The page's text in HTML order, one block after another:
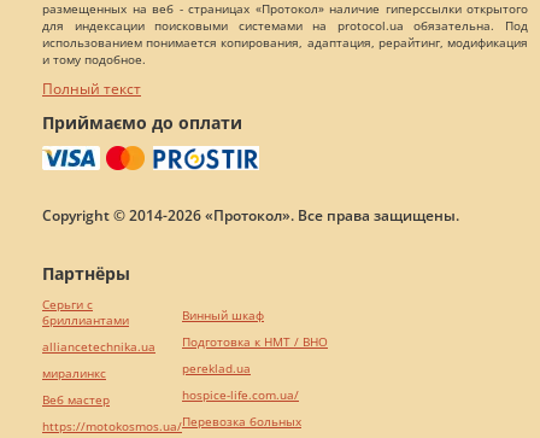
размещенных на веб - страницах «Протокол» наличие гиперссылки открытого
для индексации поисковыми системами на protocol.ua обязательна. Под
использованием понимается копирования, адаптация, рерайтинг, модификация
и тому подобное.
Полный текст
Приймаємо до оплати
Copyright © 2014-2026 «Протокол». Все права защищены.
Партнёры
Серьги с
бриллиантами
alliancetechnika.ua
миралинкс
Веб мастер
https://motokosmos.ua/
Винный шкаф
Подготовка к НМТ / ВНО
pereklad.ua
hospice-life.com.ua/
Перевозка больных